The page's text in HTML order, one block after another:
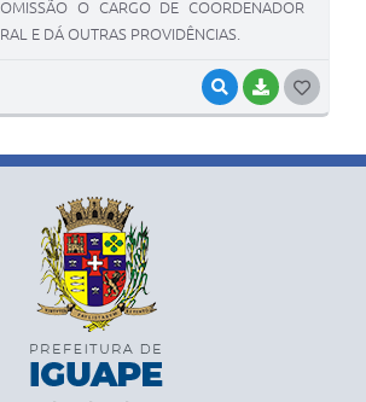
VISUALIZAR
BAIXAR
O CARGO DE COORDENADOR
E DÁ OUTRAS PROVIDÊNCIAS.